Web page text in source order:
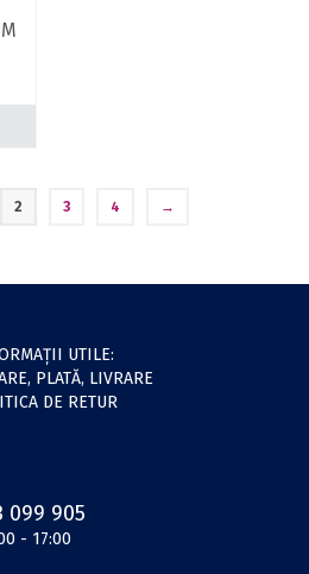
2 3 4 →
UTILE:
PLATĂ, LIVRARE
DE RETUR
099 905
- 17:00